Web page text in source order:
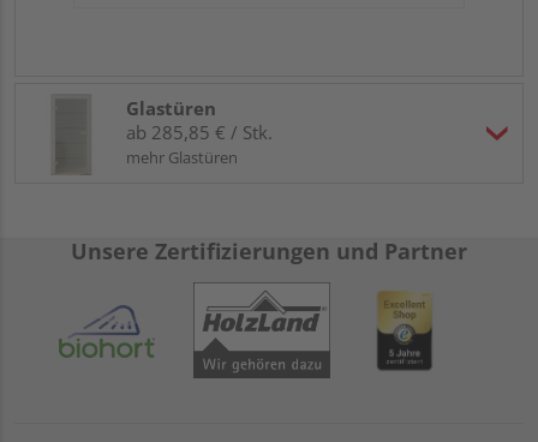
Glastüren
ab 285,85 € / Stk.
mehr Glastüren
Unsere Zertifizierungen und Partner